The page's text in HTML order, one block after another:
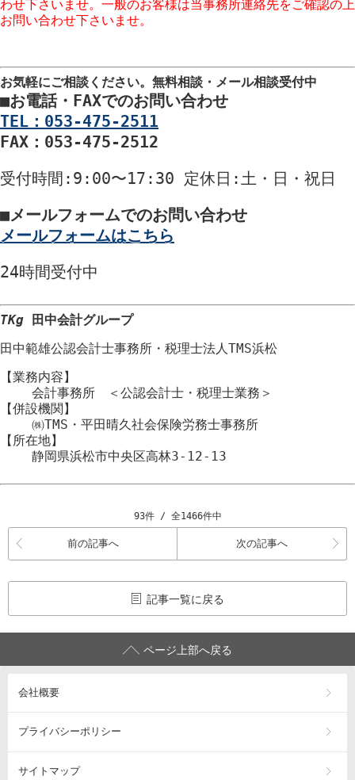
わせ下さいませ。一般のお客様は当事務所連絡先をご確認の上
お問い合わせ下さいませ。
お気軽にご相談ください。 無料相談・メール相談受付中
■お電話・FAXでのお問い合わせ
TEL：053-475-2511
FAX：053-475-2512
受付時間 :9:00〜17:30 定休日 :土・日・祝日
■メールフォームでのお問い合わせ
メールフォームはこちら
24時間受付中
TKg 田中会計グループ
田中範雄公認会計士事務所 ・ 税理士法人TMS浜松
【業務内容】
会計事務所 ＜公認会計士・税理士業務＞
【併設機関】
㈱TMS・平田晴久社会保険労務士事務所
【所在地】
静岡県浜松市中央区高林3-12-13
93件 / 全1466件中
前の記事へ 次の記事へ
記事一覧に戻る
ページ上部へ戻る
会社概要
プライバシーポリシー
サイトマップ